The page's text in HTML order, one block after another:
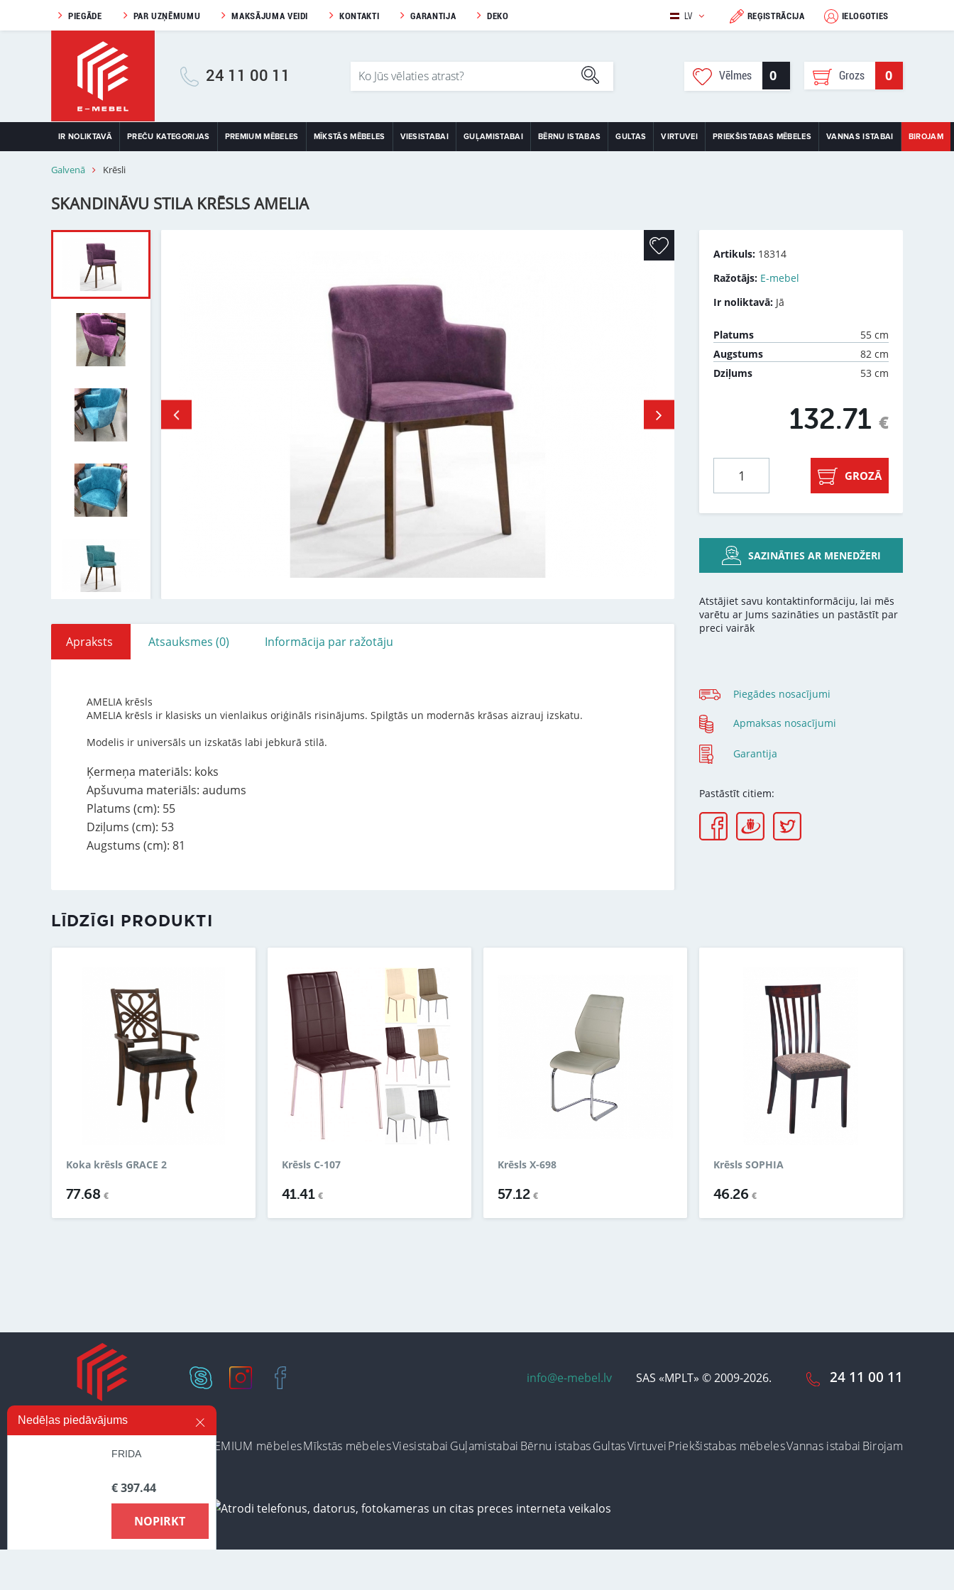
PIEGĀDE PAR UZŅĒMUMU MAKSĀJUMA VEIDI KONTAKTI GARANTIJA DEKO LV REĢISTRĀCIJA IELOGOTIES
24 11 00 11 Vēlmes 0 Grozs 0
IR NOLIKTAVĀ PREČU KATEGORIJAS PREMIUM MĒBELES MĪKSTĀS MĒBELES VIESISTABAI GUĻAMISTABAI BĒRNU ISTABAS GULTAS VIRTUVEI PRIEKŠISTABAS MĒBELES VANNAS ISTABAI BIROJAM
Galvenā Krēsli
SKANDINĀVU STILA KRĒSLS AMELIA
Artikuls: 18314
Ražotājs: E-mebel
Ir noliktavā: Jā
Platums
55 cm
Augstums
82 cm
Dziļums
53 cm
132.71 €
GROZĀ
SAZINĀTIES AR MENEDŽERI
Atstājiet savu kontaktinformāciju, lai mēs
varētu ar Jums sazināties un pastāstīt par
preci vairāk
Piegādes nosacījumi
Apmaksas nosacījumi
Garantija
Pastāstīt citiem:
Apraksts
AMELIA krēsls
AMELIA krēsls ir klasisks un vienlaikus oriģināls risinājums. Spilgtās un modernās krāsas aizrauj izskatu.
Modelis ir universāls un izskatās labi jebkurā stilā.
Ķermeņa materiāls: koks
Apšuvuma materiāls: audums
Platums (cm): 55
Dziļums (cm): 53
Augstums (cm): 81
Atsauksmes (0) Informācija par ražotāju
LĪDZĪGI PRODUKTI
Koka krēsls GRACE 2
77.68€
Krēsls C-107
41.41€
Krēsls X-698
57.12€
Krēsls SOPHIA
46.26€
info@e-mebel.lv SAS «MPLT» © 2009-2026. 24 11 00 11
PREMIUM mēbelesMīkstās mēbelesViesistabai Guļamistabai Bērnu istabasGultasVirtuveiPriekšistabas mēbelesVannas istabai Birojam
Nedēļas piedāvājums
FRIDA
€ 397.44
NOPIRKT